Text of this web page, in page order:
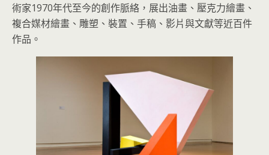
術家1970年代至今的創作脈絡，展出油畫、壓克力繪畫、
複合媒材繪畫、雕塑、裝置、手稿、影片與文獻等近百件
作品。